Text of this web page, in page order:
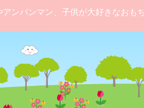
ンパンマン、子供が大好きなおも